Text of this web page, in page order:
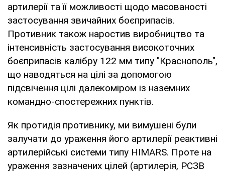
артилерії та її можливості щодо масованості
застосування звичайних боєприпасів.
Противник також наростив виробництво та
інтенсивність застосування високоточних
боєприпасів калібру 122 мм типу "Краснополь",
що наводяться на цілі за допомогою
підсвічення цілі далекоміром із наземних
командно-спостережних пунктів.
Як протидія противнику, ми вимушені були
залучати до ураження його артилерії реактивні
артилерійські системи типу HIMARS. Проте на
ураження зазначених цілей (артилерія, РСЗВ